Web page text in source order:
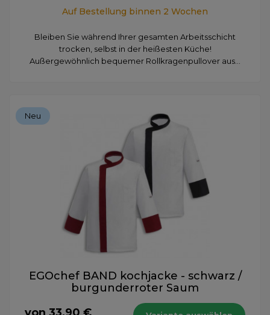
Auf Bestellung binnen 2 Wochen
Bleiben Sie während Ihrer gesamten Arbeitsschicht
trocken, selbst in der heißesten Küche!
Außergewöhnlich bequemer Rollkragenpullover aus...
Neu
EGOchef BAND kochjacke - schwarz /
burgunderroter Saum